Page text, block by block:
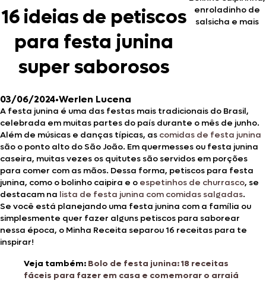
16 ideias de petiscos
para festa junina
super saborosos
enroladinho de
salsicha e mais
03/06/2024•Werlen Lucena
A festa junina é uma das festas mais tradicionais do Brasil,
celebrada em muitas partes do país durante o mês de junho.
Além de músicas e danças típicas, as comidas de festa junina
são o ponto alto do São João. Em quermesses ou festa junina
caseira, muitas vezes os quitutes são servidos em porções
para comer com as mãos. Dessa forma, petiscos para festa
junina, como o bolinho caipira e o espetinhos de churrasco, se
destacam na lista de festa junina com comidas salgadas.
Se você está planejando uma festa junina com a família ou
simplesmente quer fazer alguns petiscos para saborear
nessa época, o Minha Receita separou 16 receitas para te
inspirar!
Veja também: Bolo de festa junina: 18 receitas
fáceis para fazer em casa e comemorar o arraiá